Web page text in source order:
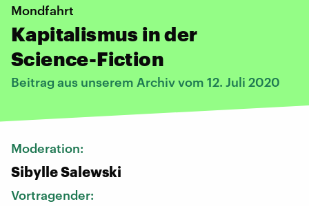
Mondfahrt
Kapitalismus in der
Science-Fiction
Beitrag aus unserem Archiv vom 12. Juli 2020
Moderation:
Sibylle Salewski
Vortragender: